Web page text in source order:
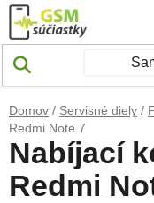
Prejsť na obsah
Domov / Servisné diely /
Redmi Note 7
Nabíjací
Redmi